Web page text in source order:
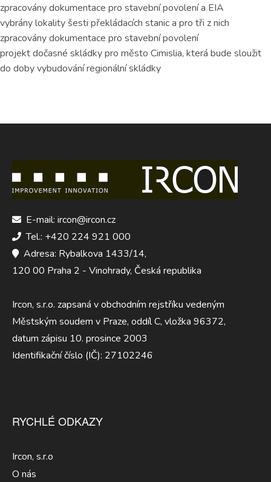
zpracovány dokumentace pro stavební povolení a EIA
vybrány lokality šesti překládacích stanic a pro tři z nich
zpracovány dokumentace pro stavební povolení
projekt dočasné skládky pro město Cimislia, která bude sloužit
do doby vybudování regionální skládky
E-mail: ircon@ircon.cz
Tel.: +420 224 921 000
Adresa: Rybalkova 1433/14,
120 00 Praha 2 - Vinohrady, Česká republika
Ircon, s.r.o. zapsaná v obchodním rejstříku vedeným
Městským soudem v Praze, oddíl C, vložka 96372,
datum zápisu 10. prosince 2003
Identifikační číslo (IČ): 27102246
RYCHLÉ ODKAZY
Ircon, s.r.o
O nás